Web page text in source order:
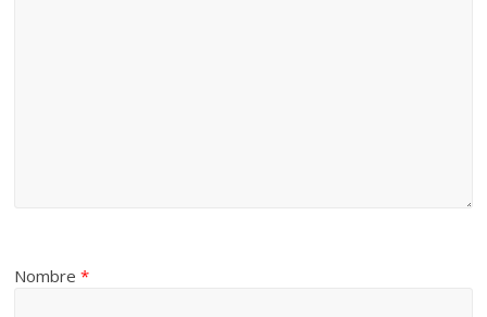
Nombre*